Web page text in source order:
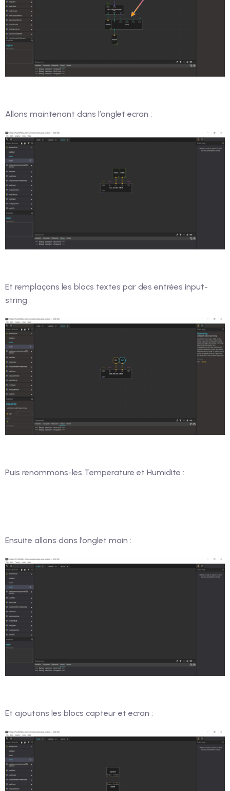
Allons maintenant dans l’onglet ecran :
Et remplaçons les blocs textes par des entrées input-
string :
Puis renommons-les Temperature et Humidite :
Ensuite allons dans l’onglet main :
Et ajoutons les blocs capteur et ecran :